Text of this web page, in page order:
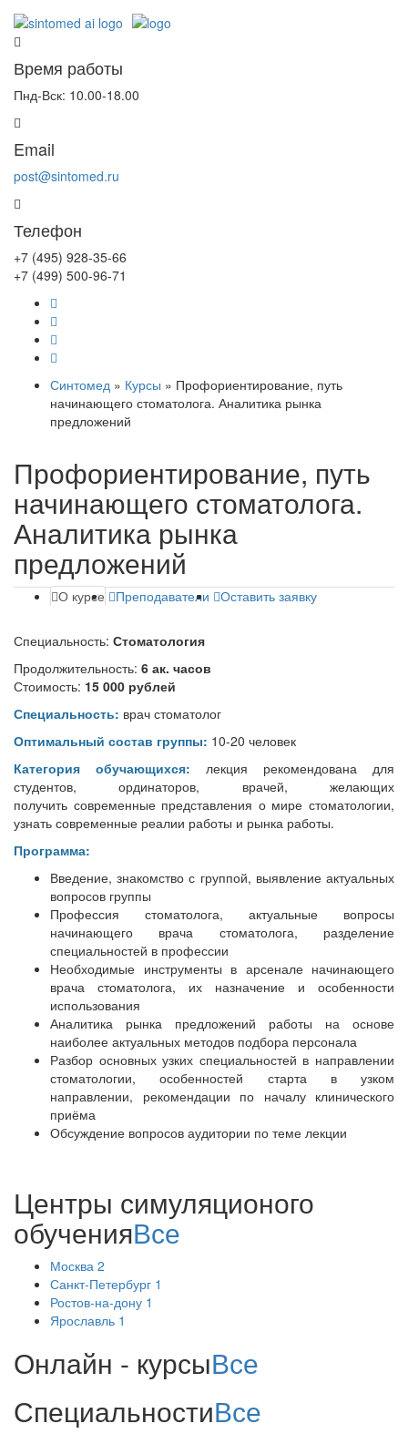
Время работы
Пнд-Вск: 10.00-18.00
Email
post@sintomed.ru
Телефон
+7 (495) 928-35-66
+7 (499) 500-96-71
Синтомед » Курсы » Профориентирование, путь
начинающего стоматолога. Аналитика рынка
предложений
Профориентирование, путь
начинающего стоматолога.
Аналитика рынка
предложений
О курсе Преподаватели Оставить заявку
Специальность: Стоматология
Продолжительность: 6 ак. часов
Стоимость: 15 000 рублей
Специальность: врач стоматолог
Оптимальный состав группы: 10-20 человек
Категория обучающихся: лекция рекомендована для
студентов, ординаторов, врачей, желающих
получить современные представления о мире стоматологии,
узнать современные реалии работы и рынка работы.
Программа:
Введение, знакомство с группой, выявление актуальных
вопросов группы
Профессия стоматолога, актуальные вопросы
начинающего врача стоматолога, разделение
специальностей в профессии
Необходимые инструменты в арсенале начинающего
врача стоматолога, их назначение и особенности
использования
Аналитика рынка предложений работы на основе
наиболее актуальных методов подбора персонала
Разбор основных узких специальностей в направлении
стоматологии, особенностей старта в узком
направлении, рекомендации по началу клинического
приёма
Обсуждение вопросов аудитории по теме лекции
Центры симуляционого
обученияВсе
Москва 2
Санкт-Петербург 1
Ростов-на-дону 1
Ярославль 1
Онлайн - курсыВсе
СпециальностиВсе